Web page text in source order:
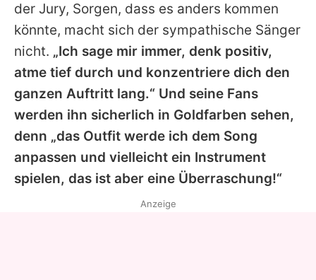
der Jury, Sorgen, dass es anders kommen
könnte, macht sich der sympathische Sänger
nicht. „Ich sage mir immer, denk positiv,
atme tief durch und konzentriere dich den
ganzen Auftritt lang.“ Und seine Fans
werden ihn sicherlich in Goldfarben sehen,
denn „das Outfit werde ich dem Song
anpassen und vielleicht ein Instrument
spielen, das ist aber eine Überraschung!“
Anzeige